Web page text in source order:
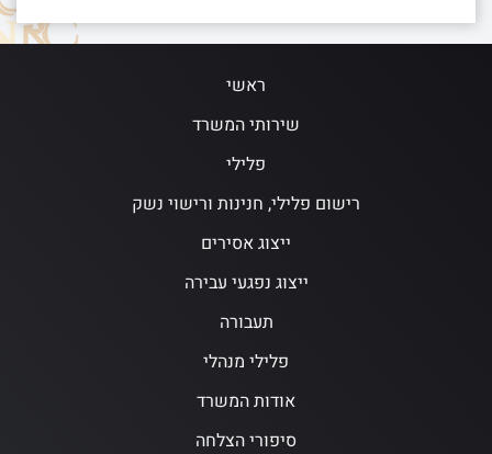
ראשי
שירותי המשרד
פלילי
רישום פלילי, חנינות ורישוי נשק
ייצוג אסירים
ייצוג נפגעי עבירה
תעבורה
פלילי מנהלי
אודות המשרד
סיפורי הצלחה